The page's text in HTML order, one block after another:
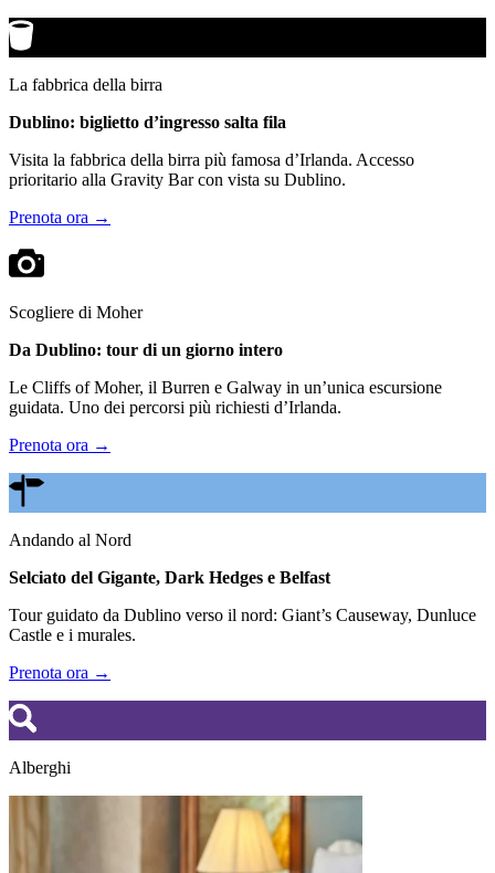
La fabbrica della birra
Dublino: biglietto d’ingresso salta fila
Visita la fabbrica della birra più famosa d’Irlanda. Accesso
prioritario alla Gravity Bar con vista su Dublino.
Prenota ora →
Scogliere di Moher
Da Dublino: tour di un giorno intero
Le Cliffs of Moher, il Burren e Galway in un’unica escursione
guidata. Uno dei percorsi più richiesti d’Irlanda.
Prenota ora →
Andando al Nord
Selciato del Gigante, Dark Hedges e Belfast
Tour guidato da Dublino verso il nord: Giant’s Causeway, Dunluce
Castle e i murales.
Prenota ora →
Alberghi